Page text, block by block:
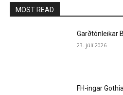
MOST READ
Garðtónleikar
23. júlí 2026
FH-ingar